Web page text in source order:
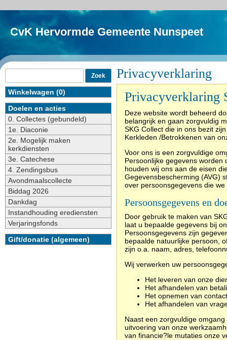
CvK Hervormde Gemeente Nunspeet
Privacyverklaring
Privacyverklaring
Deze website wordt beheerd
belangrijk en gaan zorgvuldig
SKG Collect die in ons bezit
Kerkleden /Betrokkenen van
Voor ons is een zorgvuldige
Persoonlijke gegevens worden
houden wij ons aan de eisen
Gegevensbescherming (AVG)
over persoonsgegevens die
Persoonsgegevens en
Door gebruik te maken van
laat u bepaalde gegevens bij
Persoonsgegevens zijn
bepaalde natuurlijke persoon,
zijn o.a. naam, adres,
Wij verwerken uw
Het leveren van onze
Het afhandelen van
Het opnemen van
Het afhandelen van
Naast een zorgvuldige
uitvoering van onze
van financie?le mutaties onze
Winkelwagen (0)
Doelen en acties
0. Collectes (gebundeld)
1e. Diaconie
2e. Mogelijk maken
kerkdiensten
3e. Catechese
4. Zendingsbus
Avondmaalscollecte
Biddag 2026
Dankdag
Instandhouding erediensten
Verjaringsfonds
Gift/donatie (algemeen)